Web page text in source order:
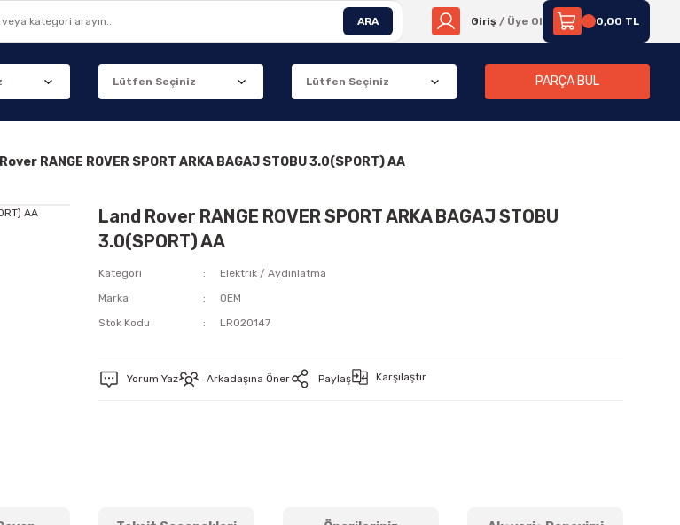
ARA Giriş / Üye Ol 0,00 TL
PARÇA BUL
RANGE ROVER SPORT ARKA BAGAJ STOBU 3.0(SPORT) AA
Land Rover RANGE ROVER SPORT ARKA BAGAJ STOBU
3.0(SPORT) AA
Kategori
Elektrik / Aydınlatma
Marka
OEM
Stok Kodu
LR020147
Yorum Yaz Arkadaşına Öner Paylaş Karşılaştır